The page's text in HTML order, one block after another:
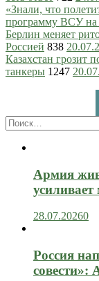
«Знали, что
программу ВСУ на
Берлин меняет
Россией 838
Казахстан грозит
танкеры 1247
Найти:
Армия
28.07.20260
Россия